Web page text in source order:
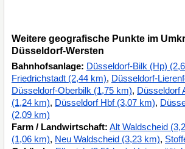
Weitere geografische Punkte im
Düsseldorf-Wersten
Bahnhofsanlage: Düsseldorf-Bilk (Hp)
Friedrichstadt (2,44 km), Düsseldorf-
Düsseldorf-Oberbilk (1,75 km), Düsseldorf
(1,24 km), Düsseldorf Hbf (3,07 km),
(2,09 km)
Farm / Landwirtschaft: Alt Waldscheid
(1,06 km), Neu Waldscheid (3,23 km),